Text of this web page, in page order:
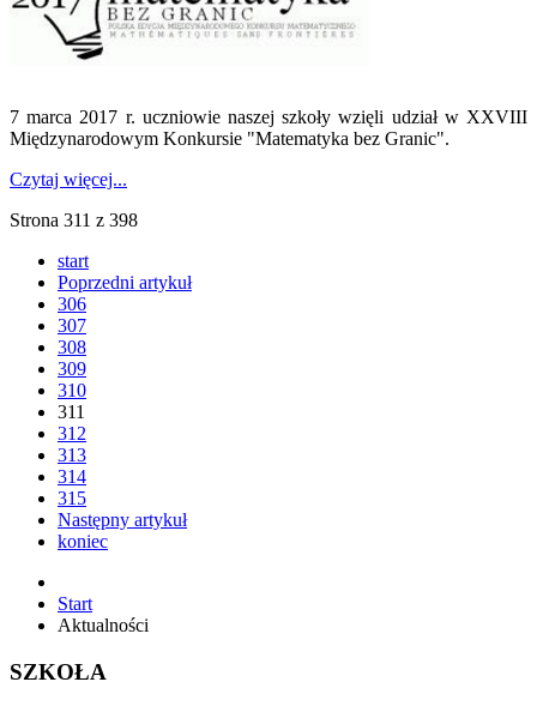
7 marca 2017 r. uczniowie naszej szkoły wzięli udział w XXVIII
Międzynarodowym Konkursie "Matematyka bez Granic".
Czytaj więcej...
Strona 311 z 398
start
Poprzedni artykuł
306
307
308
309
310
311
312
313
314
315
Następny artykuł
koniec
Start
Aktualności
SZKOŁA